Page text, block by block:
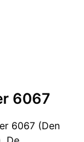
6067
6067 (Den